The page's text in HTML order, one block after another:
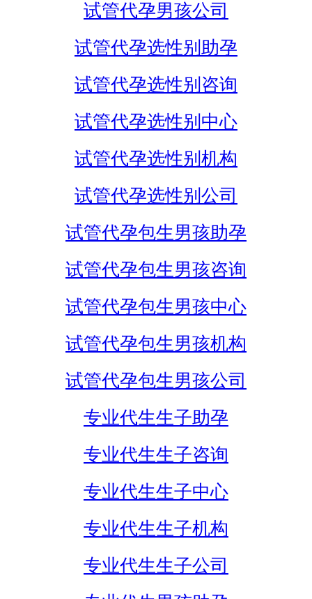
试管代孕男孩公司
试管代孕选性别助孕
试管代孕选性别咨询
试管代孕选性别中心
试管代孕选性别机构
试管代孕选性别公司
试管代孕包生男孩助孕
试管代孕包生男孩咨询
试管代孕包生男孩中心
试管代孕包生男孩机构
试管代孕包生男孩公司
专业代生生子助孕
专业代生生子咨询
专业代生生子中心
专业代生生子机构
专业代生生子公司